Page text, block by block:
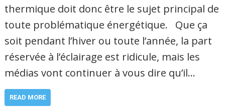
thermique doit donc être le sujet principal de
toute problématique énergétique. Que ça
soit pendant l’hiver ou toute l’année, la part
réservée à l’éclairage est ridicule, mais les
médias vont continuer à vous dire qu’il…
READ MORE